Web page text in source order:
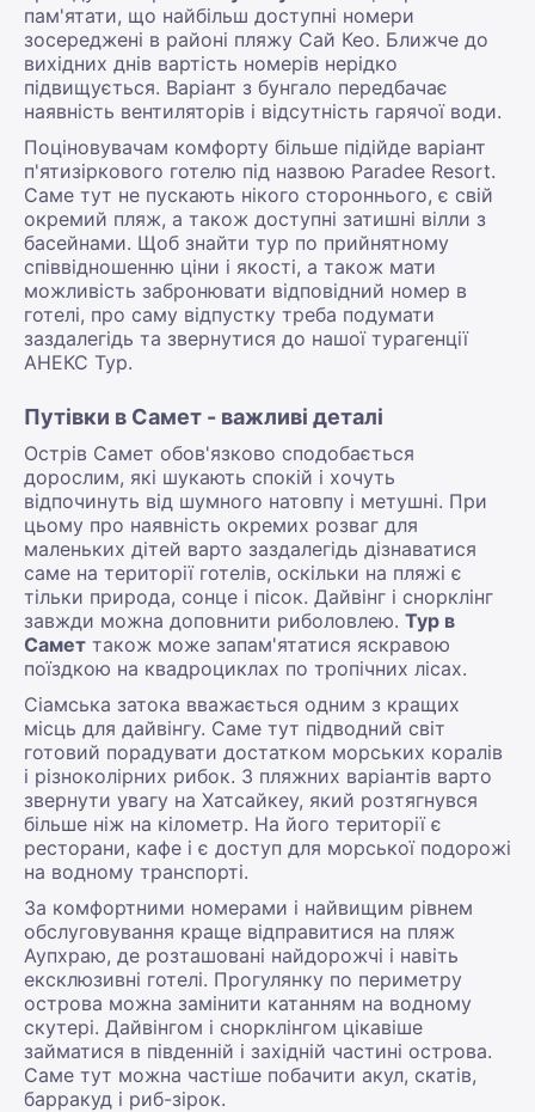
пам'ятати, що найбільш доступні номери
зосереджені в районі пляжу Сай Кео. Ближче до
вихідних днів вартість номерів нерідко
підвищується. Варіант з бунгало передбачає
наявність вентиляторів і відсутність гарячої води.
Поціновувачам комфорту більше підійде варіант
п'ятизіркового готелю під назвою Paradee Resort.
Саме тут не пускають нікого стороннього, є свій
окремий пляж, а також доступні затишні вілли з
басейнами. Щоб знайти тур по прийнятному
співвідношенню ціни і якості, а також мати
можливість забронювати відповідний номер в
готелі, про саму відпустку треба подумати
заздалегідь та звернутися до нашої турагенції
АНЕКС Тур.
Путівки в Самет - важливі деталі
Острів Самет обов'язково сподобається
дорослим, які шукають спокій і хочуть
відпочинуть від шумного натовпу і метушні. При
цьому про наявність окремих розваг для
маленьких дітей варто заздалегідь дізнаватися
саме на території готелів, оскільки на пляжі є
тільки природа, сонце і пісок. Дайвінг і снорклінг
завжди можна доповнити риболовлею. Тур в
Самет також може запам'ятатися яскравою
поїздкою на квадроциклах по тропічних лісах.
Сіамська затока вважається одним з кращих
місць для дайвінгу. Саме тут підводний світ
готовий порадувати достатком морських коралів
і різноколірних рибок. З пляжних варіантів варто
звернути увагу на Хатсайкеу, який розтягнувся
більше ніж на кілометр. На його території є
ресторани, кафе і є доступ для морської подорожі
на водному транспорті.
За комфортними номерами і найвищим рівнем
обслуговування краще відправитися на пляж
Аупхраю, де розташовані найдорожчі і навіть
ексклюзивні готелі. Прогулянку по периметру
острова можна замінити катанням на водному
скутері. Дайвінгом і снорклінгом цікавіше
займатися в південній і західній частині острова.
Саме тут можна частіше побачити акул, скатів,
барракуд і риб-зірок.